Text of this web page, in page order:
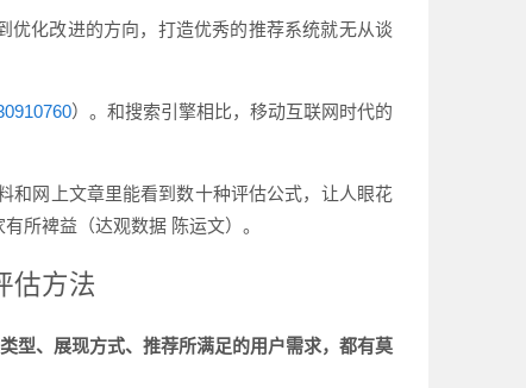
优化改进的方向，打造优秀的推荐系统就无从谈
）。和搜索引擎相比，移动互联网时代的
和网上文章里能看到数十种评估公式，让人眼花
所裨益（达观数据 陈运文）。
估方法
型、展现方式、推荐所满足的用户需求，都有莫